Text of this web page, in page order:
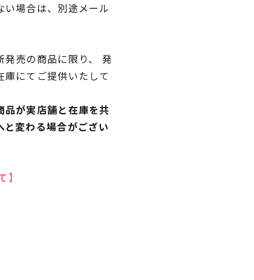
場合は、別途メール
売の商品に限り、 発
にてご提供いたして
が実店舗と在庫を共
変わる場合がござい